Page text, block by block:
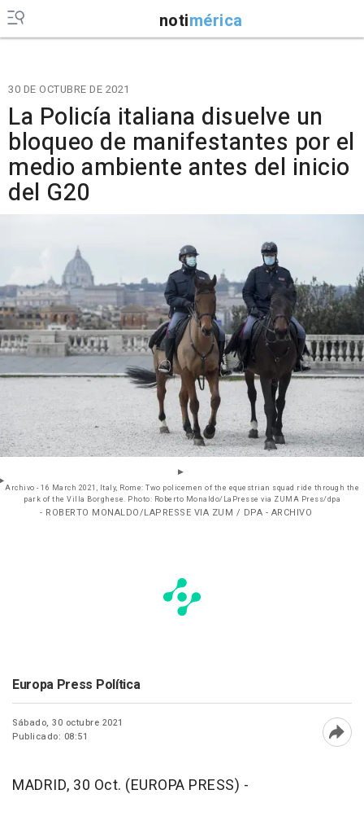
notimérica
30 DE OCTUBRE DE 2021
La Policía italiana disuelve un
bloqueo de manifestantes por el
medio ambiente antes del inicio
del G20
Archivo - 16 March 2021, Italy, Rome: Two policemen of the equestrian squad ride through the
park of the Villa Borghese. Photo: Roberto Monaldo/LaPresse via ZUMA Press/dpa
- ROBERTO MONALDO/LAPRESSE VIA ZUM / DPA - ARCHIVO
Europa Press Política
Sábado, 30 octubre 2021
Publicado: 08:51
MADRID, 30 Oct. (EUROPA PRESS) -